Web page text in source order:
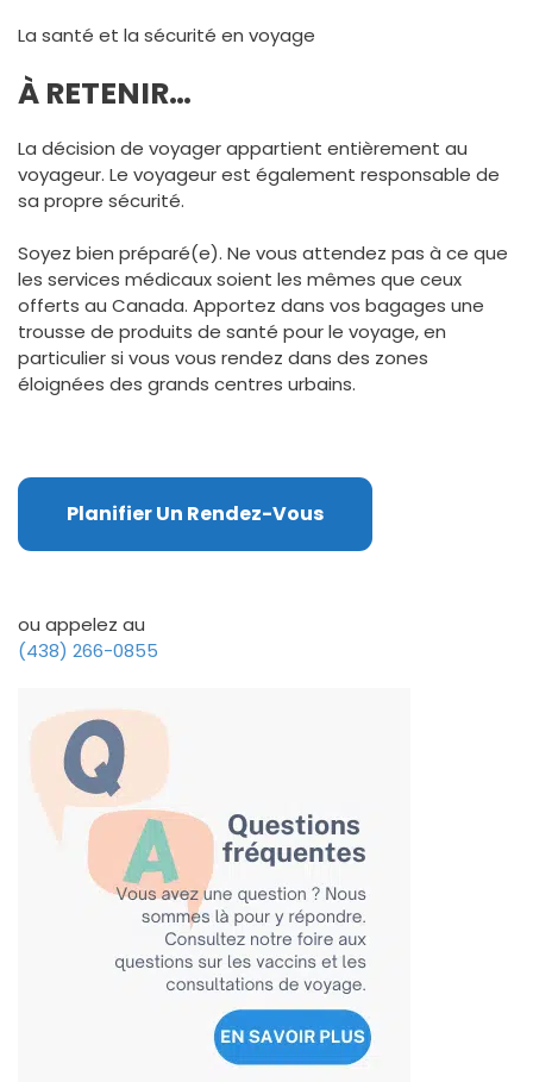
La santé et la sécurité en voyage
À RETENIR…
La décision de voyager appartient entièrement au
voyageur. Le voyageur est également responsable de
sa propre sécurité.
Soyez bien préparé(e). Ne vous attendez pas à ce que
les services médicaux soient les mêmes que ceux
offerts au Canada. Apportez dans vos bagages une
trousse de produits de santé pour le voyage, en
particulier si vous vous rendez dans des zones
éloignées des grands centres urbains.
Planifier Un Rendez-Vous
ou appelez au
(438) 266-0855